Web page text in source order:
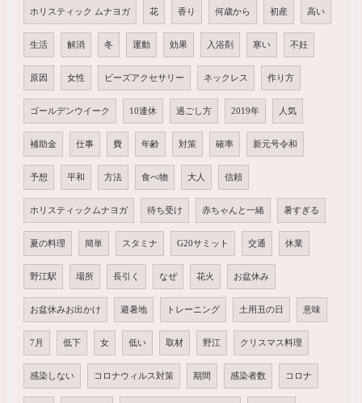
ホリスティック ムナヨガ 花 香り 何歳から 初産 高い
生活 解消 冬 運動 効果 入浴剤 寒い 不妊
原因 女性 ビーズアクセサリー ネックレス 作り方
ゴールデンウイーク 10連休 過ごし方 2019年 人気
補助金 仕事 費 年齢 対策 確率 新元号令和
予想 平和 方法 食べ物 大人 信頼
ホリスティックムナヨガ 待ち受け 赤ちゃんと一緒 暑すぎる
夏の料理 簡単 スタミナ G20サミット 交通 休業
野江駅 場所 長引く なぜ 花火 お盆休み
お盆休みお出かけ 避暑地 トレーニング 土用丑の日 意味
7月 低下 女 低い 取材 野江 クリスマス料理
感染しない コロナウィルス対策 期間 感染者数 コロナ